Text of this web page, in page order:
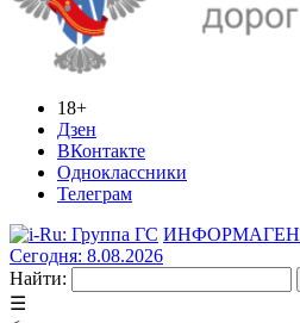
18+
Дзен
ВКонтакте
Одноклассники
Телеграм
Сегодня: 8.08.2026
Найти:
☰